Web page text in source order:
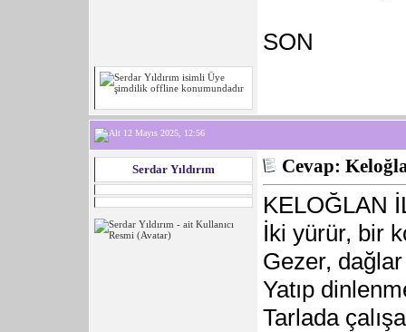
SON
12 Mayıs 2025, 12:56
Serdar Yıldırım Cevap:
KELOĞLAN
İki yürür, bir
Gezer,
Yatıp
Tarlada